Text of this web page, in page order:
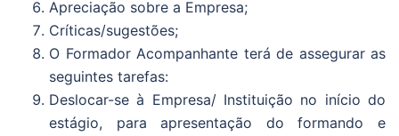
Apreciação sobre a Empresa;
Críticas/sugestões;
O Formador Acompanhante terá de assegurar as
seguintes tarefas:
Deslocar-se à Empresa/ Instituição no início do
estágio, para apresentação do formando e